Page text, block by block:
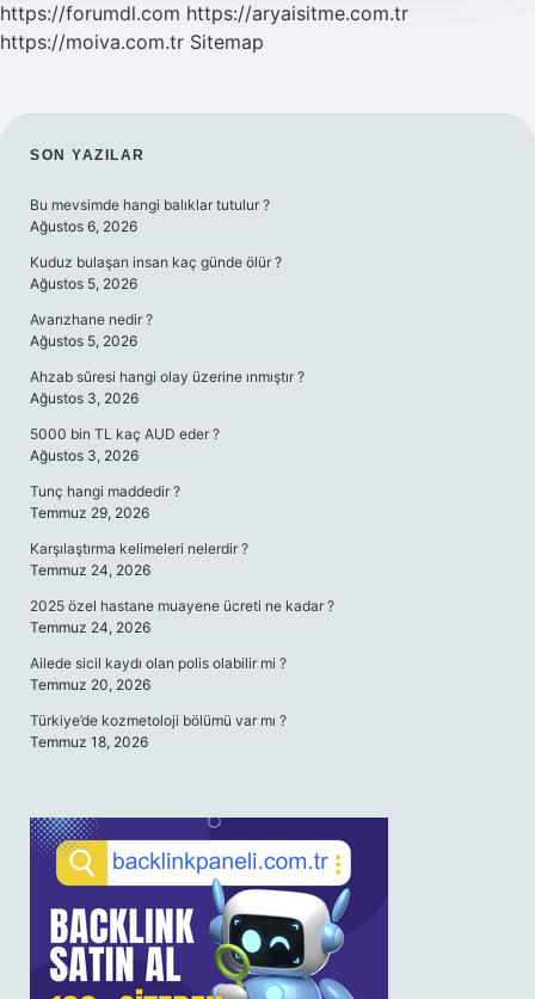
https://forumdl.com https://aryaisitme.com.tr
https://moiva.com.tr Sitemap
SIDEBAR
SON YAZILAR
Bu mevsimde hangi balıklar tutulur ?
Ağustos 6, 2026
Kuduz bulaşan insan kaç günde ölür ?
Ağustos 5, 2026
Avarızhane nedir ?
Ağustos 5, 2026
Ahzab sûresi hangi olay üzerine ınmıştır ?
Ağustos 3, 2026
5000 bin TL kaç AUD eder ?
Ağustos 3, 2026
Tunç hangi maddedir ?
Temmuz 29, 2026
Karşılaştırma kelimeleri nelerdir ?
Temmuz 24, 2026
2025 özel hastane muayene ücreti ne kadar ?
Temmuz 24, 2026
Ailede sicil kaydı olan polis olabilir mi ?
Temmuz 20, 2026
Türkiye’de kozmetoloji bölümü var mı ?
Temmuz 18, 2026